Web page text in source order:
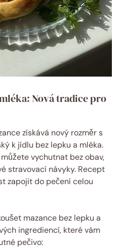
Nová tradice ⁣pro
získává⁢ nový rozměr ⁤s
k jídlu bez lepku‍ a mléka.
vychutnat bez ⁣obav,
stravovací návyky. ​Recept⁤
zapojit do pečení ‍celou
mazance bez lepku⁣ a⁣
ingrediencí, které vám⁣
pečivo: